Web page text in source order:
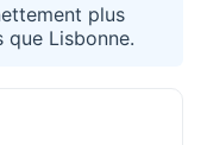
plus
Lisbonne.